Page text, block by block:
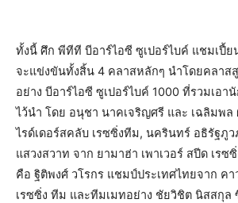
ทั้งนี้ ศึก พีทีที บีอาร์ไอซี ซูเปอร์ไบค์ แชมเปี้
จะแข่งขันทั้งสิ้น 4 คลาสหลักๆ นำโดยคลาส
อย่าง บีอาร์ไอซี ซูเปอร์ไบค์ 1000 ที่รวมเอา
ไว้นำ โดย อนุชา นาคเจริญศรี และ เฉลิมพล
ไรด์เดอร์สคลับ เรซซิ่งทีม, นครินทร์ อธิรัฐภู
แสวงสวาท จาก ยามาฮ่า เพาเวอร์ สปีด เรซ
คือ ฐิติพงศ์ วโรกร แชมป์ประเทศไทยจาก ค
เรซซิ่ง ทีม และทีมเมทอย่าง ชัยวิชิต นิสสกุล